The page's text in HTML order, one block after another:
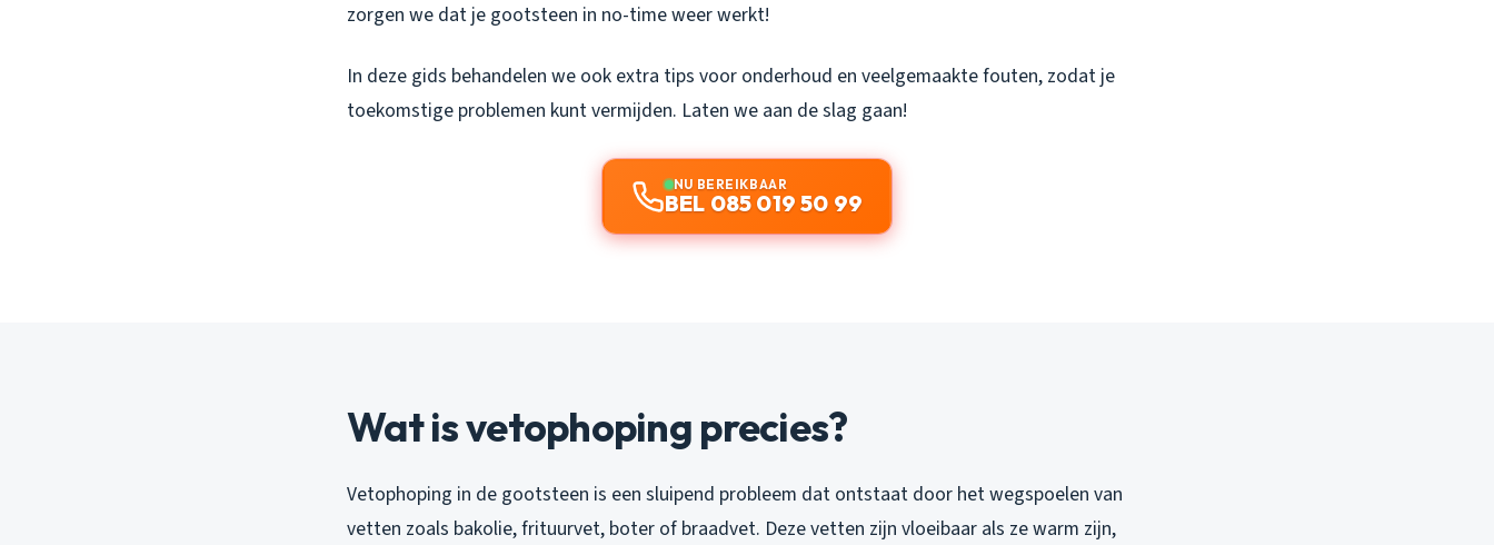
zorgen we dat je gootsteen in no-time weer werkt!
In deze gids behandelen we ook extra tips voor onderhoud en veelgemaakte fouten, zodat je
toekomstige problemen kunt vermijden. Laten we aan de slag gaan!
NU BEREIKBAAR
BEL 085 019 50 99
Wat is vetophoping precies?
Vetophoping in de gootsteen is een sluipend probleem dat ontstaat door het wegspoelen van
vetten zoals bakolie, frituurvet, boter of braadvet. Deze vetten zijn vloeibaar als ze warm zijn,